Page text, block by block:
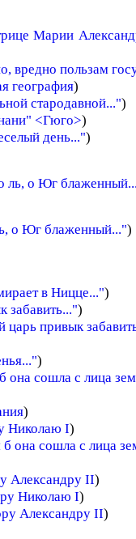
Марии
вредно пользам
география)
стародавной...")
<Гюго>)
день...")
ль, о Юг
о Юг блаженный...")
в Ницце...")
забавить...")
царь привык
)
она сошла с лица
)
Николаю I)
б она сошла с лица
Александру II)
Николаю I)
Александру II)